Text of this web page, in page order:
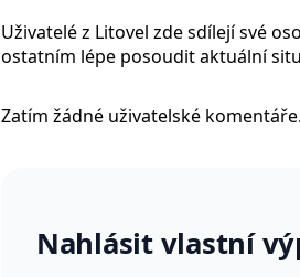
Uživatelé z Litovel zde sdílejí své
ostatním lépe posoudit aktuální
Zatím žádné uživatelské
Nahlásit vlastní